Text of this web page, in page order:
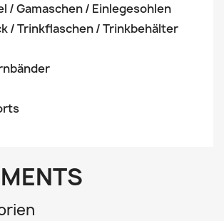
/ Gamaschen / Einlegesohlen
/ Trinkflaschen / Trinkbehälter